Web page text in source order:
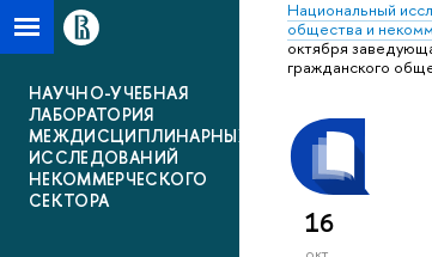
Национальный
общества и
октября
гражданского
НАУЧНО-УЧЕБНАЯ
ЛАБОРАТОРИЯ
МЕЖДИСЦИПЛИНАРНЫХ
ИССЛЕДОВАНИЙ
НЕКОММЕРЧЕСКОГО
СЕКТОРА
16